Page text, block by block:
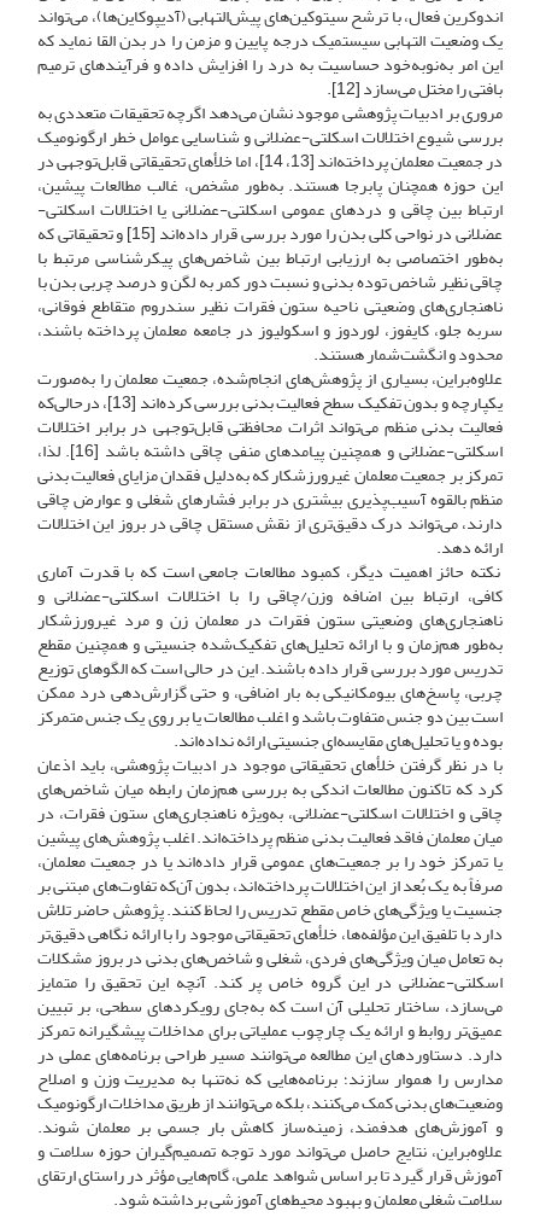
اندوکرین فعال، با ترشح سیتوکین‌های پیش‌التهابی (آدیپوکاین‌ها)، می‌تواند
یک وضعیت التهابی سیستمیک درجه پایین و مزمن را در بدن القا نماید که
این امر به‌نوبه‌خود حساسیت به درد را افزایش داده و فرآیندهای ترمیم
بافتی را مختل می‌سازد [12].
مروری بر ادبیات پژوهشی موجود نشان می‌دهد اگرچه تحقیقات متعددی به
بررسی شیوع اختلالات اسکلتی-عضلانی و شناسایی عوامل خطر ارگونومیک
در جمعیت معلمان پرداخته‌اند [13، 14]، اما خلأهای تحقیقاتی قابل‌توجهی در
این حوزه همچنان پابرجا هستند. به‌طور مشخص، غالب مطالعات پیشین،
ارتباط بین چاقی و دردهای عمومی اسکلتی-عضلانی یا اختلالات اسکلتی-
عضلانی در نواحی کلی بدن را مورد بررسی قرار داده‌اند [15] و تحقیقاتی که
به‌طور اختصاصی به ارزیابی ارتباط بین شاخص‌های پیکرشناسی مرتبط با
چاقی نظیر شاخص توده بدنی و نسبت دور کمر به لگن و درصد چربی بدن با
ناهنجاری‌های وضعیتی ناحیه ستون فقرات نظیر سندروم متقاطع فوقانی،
سربه جلو، کایفوز، لوردوز و اسکولیوز در جامعه معلمان پرداخته باشند،
محدود و انگشت‌شمار هستند.
علاوه‌براین، بسیاری از پژوهش‌های انجام‌شده، جمعیت معلمان را به‌صورت
یکپارچه و بدون تفکیک سطح فعالیت بدنی بررسی کرده‌اند [13]، درحالی‌که
فعالیت بدنی منظم می‌تواند اثرات محافظتی قابل‌توجهی در برابر اختلالات
اسکلتی-عضلانی و همچنین پیامدهای منفی چاقی داشته باشد [16]. لذا،
تمرکز بر جمعیت معلمان غیرورزشکار که به‌دلیل فقدان مزایای فعالیت بدنی
منظم بالقوه آسیب‌پذیری بیشتری در برابر فشارهای شغلی و عوارض چاقی
دارند، می‌تواند درک دقیق‌تری از نقش مستقل چاقی در بروز این اختلالات
ارائه دهد.
نکته حائز اهمیت دیگر، کمبود مطالعات جامعی است که با قدرت آماری
کافی، ارتباط بین اضافه وزن/چاقی را با اختلالات اسکلتی-عضلانی و
ناهنجاری‌های وضعیتی ستون فقرات در معلمان زن و مرد غیرورزشکار
به‌طور هم‌زمان و با ارائه تحلیل‌های تفکیک‌شده جنسیتی و همچنین مقطع
تدریس مورد بررسی قرار داده باشند. این در حالی است که الگوهای توزیع
چربی، پاسخ‌های بیومکانیکی به بار اضافی، و حتی گزارش‌دهی درد ممکن
است بین دو جنس متفاوت باشد و اغلب مطالعات یا بر روی یک جنس متمرکز
بوده و یا تحلیل‌های مقایسه‌ای جنسیتی ارائه نداده‌اند.
با در نظر گرفتن خلأهای تحقیقاتی موجود در ادبیات پژوهشی، باید اذعان
کرد که تاکنون مطالعات اندکی به بررسی هم‌زمان رابطه میان شاخص‌های
چاقی و اختلالات اسکلتی-عضلانی، به‌ویژه ناهنجاری‌های ستون فقرات، در
میان معلمان فاقد فعالیت بدنی منظم پرداخته‌اند. اغلب پژوهش‌های پیشین
یا تمرکز خود را بر جمعیت‌های عمومی قرار داده‌اند یا در جمعیت معلمان،
صرفاً به یک بُعد از این اختلالات پرداخته‌اند، بدون آن‌که تفاوت‌های مبتنی بر
جنسیت یا ویژگی‌های خاص مقطع تدریس را لحاظ کنند. پژوهش حاضر تلاش
دارد با تلفیق این مؤلفه‌ها، خلأهای تحقیقاتی موجود را با ارائه نگاهی دقیق‌تر
به تعامل میان ویژگی‌های فردی، شغلی و شاخص‌های بدنی در بروز مشکلات
اسکلتی-عضلانی در این گروه خاص پر کند. آنچه این تحقیق را متمایز
می‌سازد، ساختار تحلیلی آن است که به‌جای رویکردهای سطحی، بر تبیین
عمیق‌تر روابط و ارائه یک چارچوب عملیاتی برای مداخلات پیشگیرانه تمرکز
دارد. دستاوردهای این مطالعه می‌توانند مسیر طراحی برنامه‌های عملی در
مدارس را هموار سازند؛ برنامه‌هایی که نه‌تنها به مدیریت وزن و اصلاح
وضعیت‌های بدنی کمک می‌کنند، بلکه می‌توانند از طریق مداخلات ارگونومیک
و آموزش‌های هدفمند، زمینه‌ساز کاهش بار جسمی بر معلمان شوند.
علاوه‌‌براین، نتایج حاصل می‌تواند مورد توجه تصمیم‌گیران حوزه سلامت و
آموزش قرار گیرد تا بر اساس شواهد علمی، گام‌هایی مؤثر در راستای ارتقای
سلامت شغلی معلمان و بهبود محیط‌های آموزشی برداشته شود.